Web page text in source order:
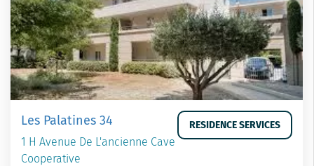
Les Palatines 34
1 H Avenue De L'ancienne Cave
Cooperative
RESIDENCE SERVICES